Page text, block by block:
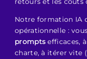
Notre formation IA
opérationnelle :
prompts efficaces,
charte, à itérer vite